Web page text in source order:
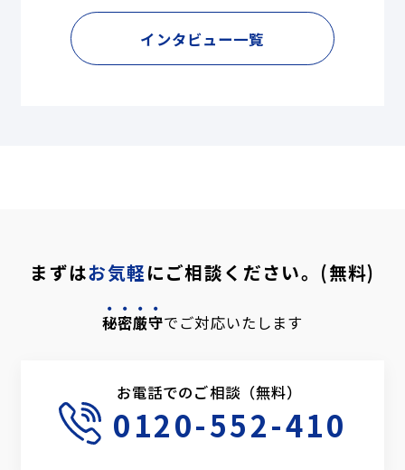
インタビュー一覧
まずはお気軽にご相談ください。(無料)
秘密厳守でご対応いたします
お電話でのご相談（無料）
0120-552-410